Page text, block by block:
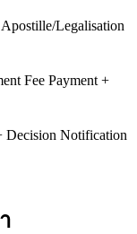
Legalisation
Fee Payment +
Decision Notification